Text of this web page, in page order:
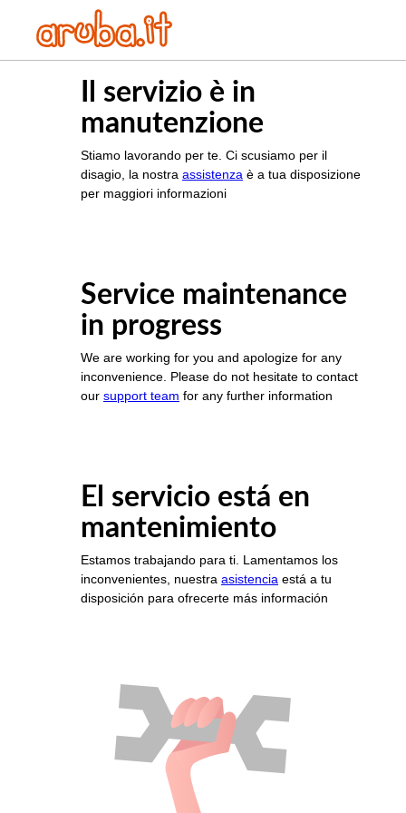
Il servizio è in
manutenzione
Stiamo lavorando per te. Ci scusiamo per il
disagio, la nostra assistenza è a tua disposizione
per maggiori informazioni
Service maintenance
in progress
We are working for you and apologize for any
inconvenience. Please do not hesitate to contact
our support team for any further information
El servicio está en
mantenimiento
Estamos trabajando para ti. Lamentamos los
inconvenientes, nuestra asistencia está a tu
disposición para ofrecerte más información